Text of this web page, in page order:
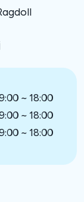
~ 18:00
~ 18:00
~ 18:00